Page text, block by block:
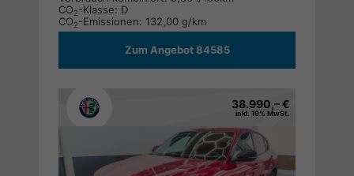
CO2-Klasse: D
CO2-Emissionen: 132,00 g/km
Zum Angebot 84585
38.990,– €
inkl. 19% MwSt.